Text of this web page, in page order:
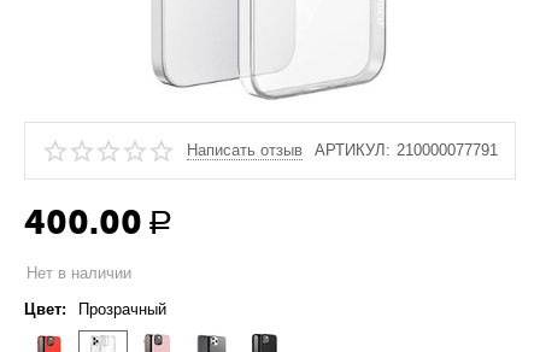
Написать отзыв АРТИКУЛ: 210000077791
400.00 Р
Нет в наличии
Цвет:
Прозрачный